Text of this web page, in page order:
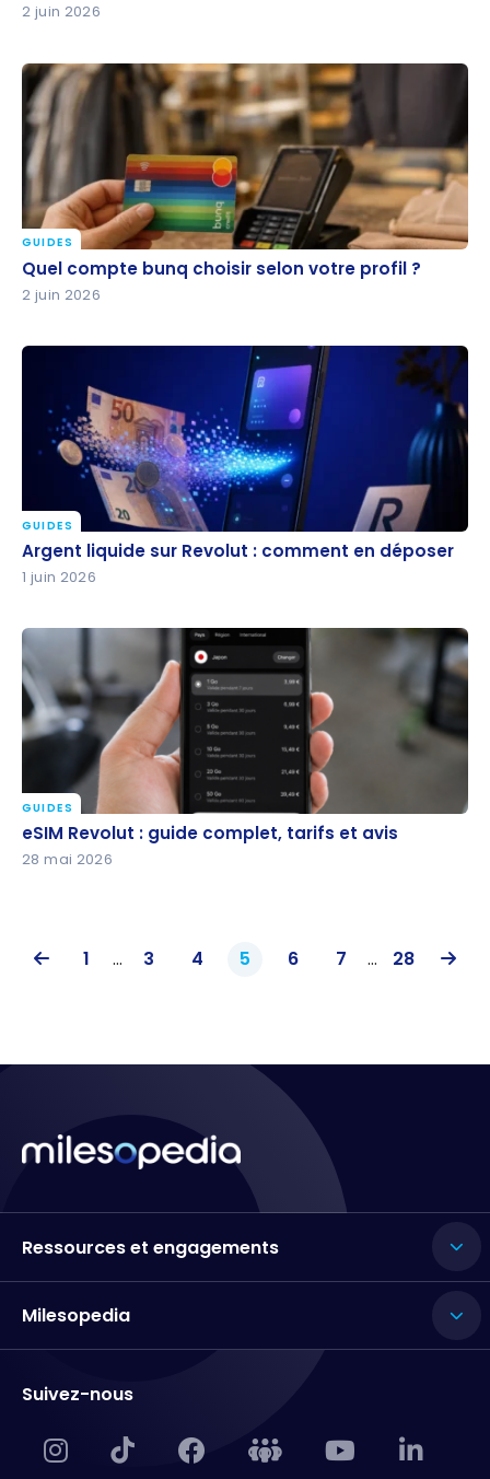
2 juin 2026
Quel compte bunq choisir selon votre profil ?
GUIDES
Quel compte bunq choisir selon votre profil ?
2 juin 2026
Argent liquide sur Revolut : comment en déposer
GUIDES
Argent liquide sur Revolut : comment en déposer
1 juin 2026
eSIM Revolut : guide complet, tarifs et avis
GUIDES
eSIM Revolut : guide complet, tarifs et avis
28 mai 2026
1 … 3 4 5 6 7 … 28
Ressources et engagements
Milesopedia
Suivez-nous